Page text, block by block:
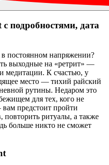
подробностями, дата
постоянном напряжении?
выходные на «ретрит» —
медитации. К счастью, у
место — тихий райский
рутины. Недаром это
для тех, кого не
предстоит пройти
ритуалы, а также
больше никто не сможет